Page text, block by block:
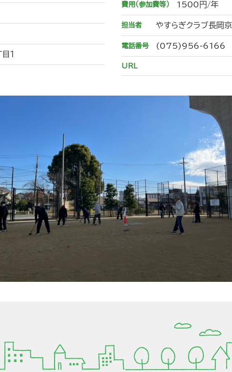
１
費用（参加費等） 1500円/年
担当者 やすらぎクラブ長岡京
電話番号 (075)956-6166
URL